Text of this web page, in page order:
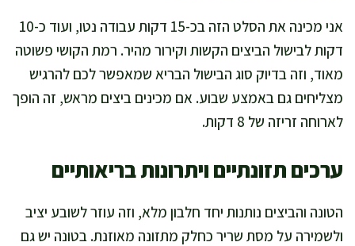
אני מכינה את הסלט הזה בכ-15 דקות עבודה נטו, ועוד כ-10
דקות לבישול הביצים הקשות וקירור מהיר. רמת הקושי פשוטה
מאוד, וזה בדיוק סוג הבישול הבריא שמאפשר לכם להרגיש
מצליחים גם באמצע שבוע. אם מכינים ביצים מראש, זה הופך
לארוחה זריזה של 8 דקות.
ערכים תזונתיים ויתרונות בריאותיים
הטונה והביצים נותנות יחד חלבון מלא, וזה עוזר לשובע יציב
ולשמירה על מסת שריר כחלק מתזונה מאוזנת. בטונה יש גם